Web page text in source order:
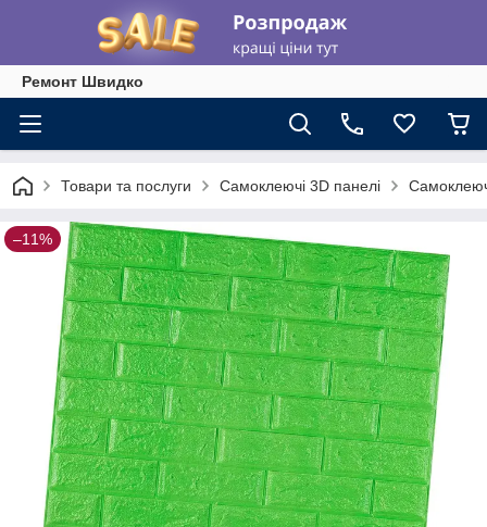
Ремонт Швидко
Товари та послуги Самоклеючі 3D панелі
–11%